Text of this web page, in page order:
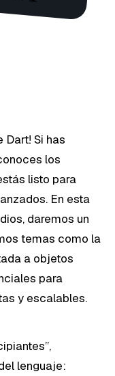
Dart! Si has
los
listo para
En esta
daremos un
temas como la
a objetos
para
y escalables.
lenguaje: